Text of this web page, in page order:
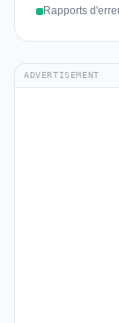
Rapports
ADVERTISEMENT